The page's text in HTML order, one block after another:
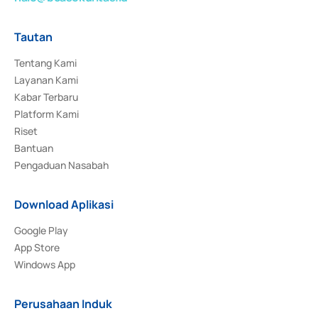
Tautan
Tentang Kami
Layanan Kami
Kabar Terbaru
Platform Kami
Riset
Bantuan
Pengaduan Nasabah
Download Aplikasi
Google Play
App Store
Windows App
Perusahaan Induk